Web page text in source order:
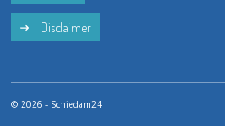
Disclaimer
© 2026 - Schiedam24